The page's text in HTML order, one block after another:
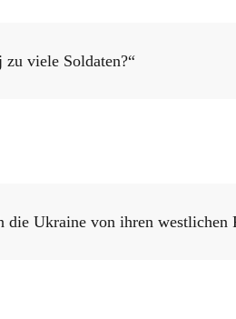
viele Soldaten?“
die Ukraine von ihren westlichen